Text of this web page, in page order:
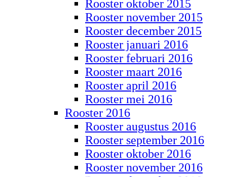
Rooster oktober 2015
Rooster november 2015
Rooster december 2015
Rooster januari 2016
Rooster februari 2016
Rooster maart 2016
Rooster april 2016
Rooster mei 2016
Rooster 2016
Rooster augustus 2016
Rooster september 2016
Rooster oktober 2016
Rooster november 2016